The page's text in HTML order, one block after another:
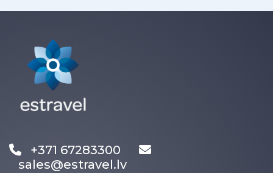
+371 67283300
sales@estravel.lv